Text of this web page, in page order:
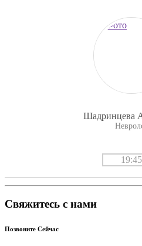
Шадринцева
19:45
Свяжитесь с нами
Позвоните Сейчас